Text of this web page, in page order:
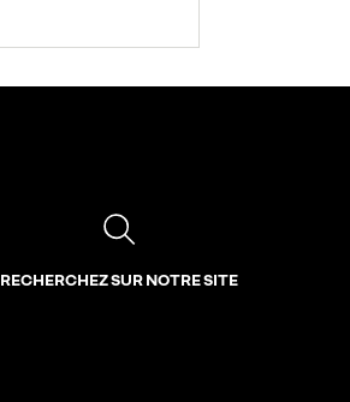
RECHERCHEZ SUR NOTRE SITE